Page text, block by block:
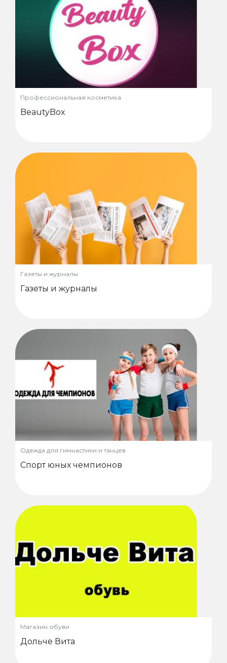
Профессиональная косметика
BeautyBox
Газеты и журналы
Газеты и журналы
Одежда для гимнастики и танцев
Спорт юных чемпионов
Магазин обуви
Дольче Вита